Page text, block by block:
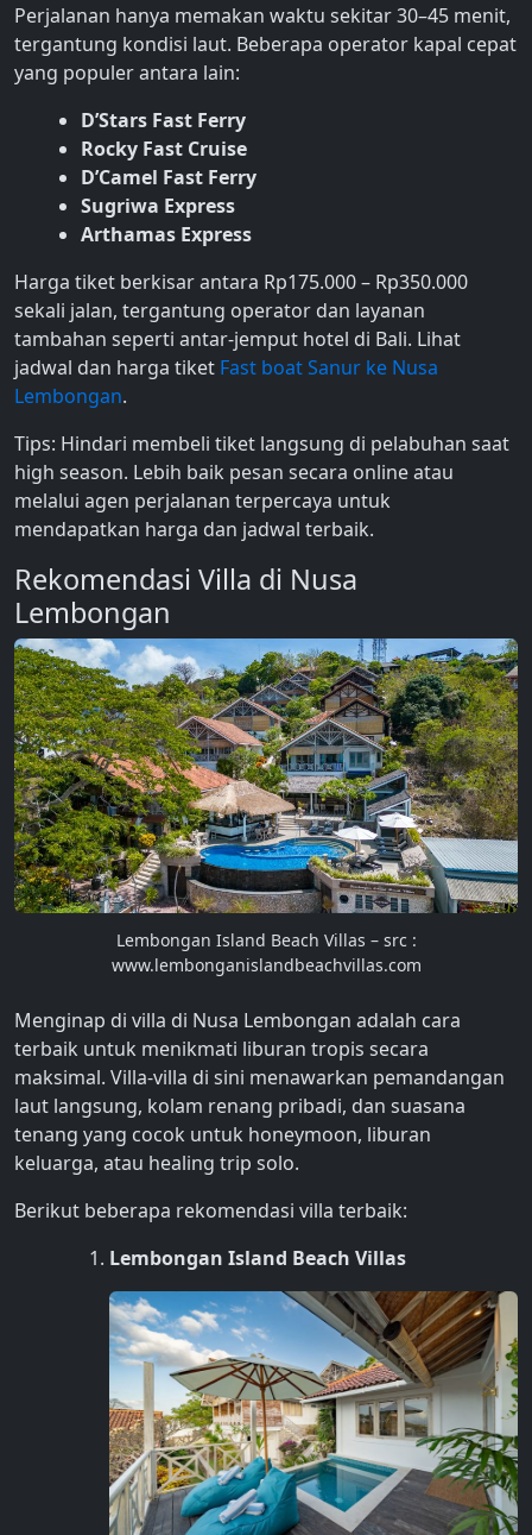
Perjalanan hanya memakan waktu sekitar 30–45 menit,
tergantung kondisi laut. Beberapa operator kapal cepat
yang populer antara lain:
D’Stars Fast Ferry
Rocky Fast Cruise
D’Camel Fast Ferry
Sugriwa Express
Arthamas Express
Harga tiket berkisar antara Rp175.000 – Rp350.000
sekali jalan, tergantung operator dan layanan
tambahan seperti antar-jemput hotel di Bali. Lihat
jadwal dan harga tiket Fast boat Sanur ke Nusa
Lembongan.
Tips: Hindari membeli tiket langsung di pelabuhan saat
high season. Lebih baik pesan secara online atau
melalui agen perjalanan terpercaya untuk
mendapatkan harga dan jadwal terbaik.
Rekomendasi Villa di Nusa
Lembongan
Lembongan Island Beach Villas – src :
www.lembonganislandbeachvillas.com
Menginap di villa di Nusa Lembongan adalah cara
terbaik untuk menikmati liburan tropis secara
maksimal. Villa-villa di sini menawarkan pemandangan
laut langsung, kolam renang pribadi, dan suasana
tenang yang cocok untuk honeymoon, liburan
keluarga, atau healing trip solo.
Berikut beberapa rekomendasi villa terbaik:
Lembongan Island Beach Villas